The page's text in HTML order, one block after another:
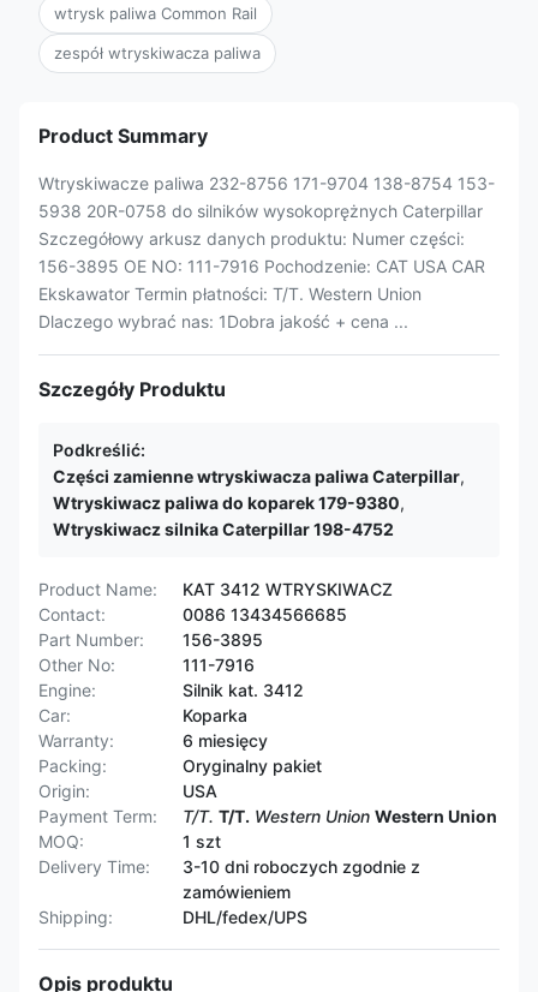
wtrysk paliwa Common Rail
zespół wtryskiwacza paliwa
Product Summary
Wtryskiwacze paliwa 232-8756 171-9704 138-8754 153-
5938 20R-0758 do silników wysokoprężnych Caterpillar
Szczegółowy arkusz danych produktu: Numer części:
156-3895 OE NO: 111-7916 Pochodzenie: CAT USA CAR
Ekskawator Termin płatności: T/T. Western Union
Dlaczego wybrać nas: 1Dobra jakość + cena ...
Szczegóły Produktu
Podkreślić:
Części zamienne wtryskiwacza paliwa Caterpillar,
Wtryskiwacz paliwa do koparek 179-9380,
Wtryskiwacz silnika Caterpillar 198-4752
Product Name:
KAT 3412 WTRYSKIWACZ
Contact:
0086 13434566685
Part Number:
156-3895
Other No:
111-7916
Engine:
Silnik kat. 3412
Car:
Koparka
Warranty:
6 miesięcy
Packing:
Oryginalny pakiet
Origin:
USA
Payment Term:
T/T. T/T. Western Union Western Union
MOQ:
1 szt
Delivery Time:
3-10 dni roboczych zgodnie z
zamówieniem
Shipping:
DHL/fedex/UPS
Opis produktu